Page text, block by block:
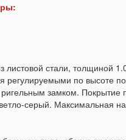
листовой стали, толщиной
регулируемыми по высоте
замком. Покрытие
серый. Максимальная